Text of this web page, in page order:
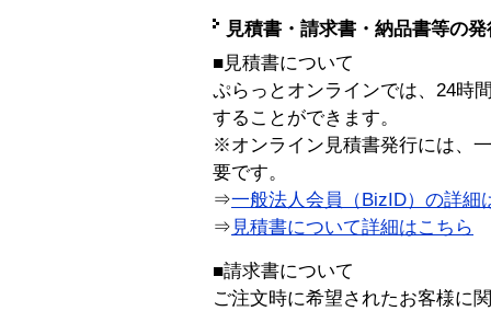
見積書・請求書・納品書等の
■見積書について
ぷらっとオンラインでは、24時
することができます。
※オンライン見積書発行には、
要です。
⇒一般法人会員（BizID）の詳細
⇒ 見積書について詳細はこちら
■請求書について
ご注文時に希望されたお客様に